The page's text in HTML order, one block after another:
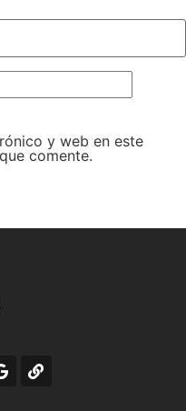
y web en este
comente.